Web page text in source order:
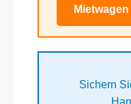
Sichern